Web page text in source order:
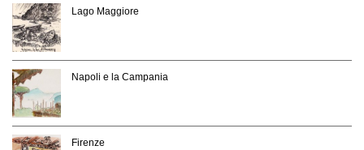
Lago Maggiore
Napoli e la Campania
Firenze